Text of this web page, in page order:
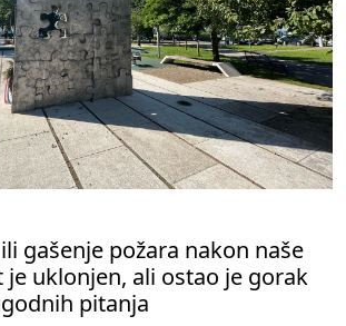
gašenje požara nakon naše
je uklonjen, ali ostao je gorak
pitanja